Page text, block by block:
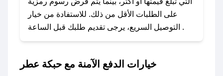
### كيفية استخدام كود خصم حبكة عطر؟
1. انسخ كود الخصم من تطبيق صحصح.
2. الصقه في خانة الدفع عند التسوق من حبكة عطر.
### ماذا أفعل إذا لم يعمل كود الخصم؟
على الطلبات الأقل من ذلك. للاستفادة من خيار
التوصيل السريع، يرجى تقديم طلبك قبل الساعة .
خيارات الدفع الآمنة مع حبكة عطر